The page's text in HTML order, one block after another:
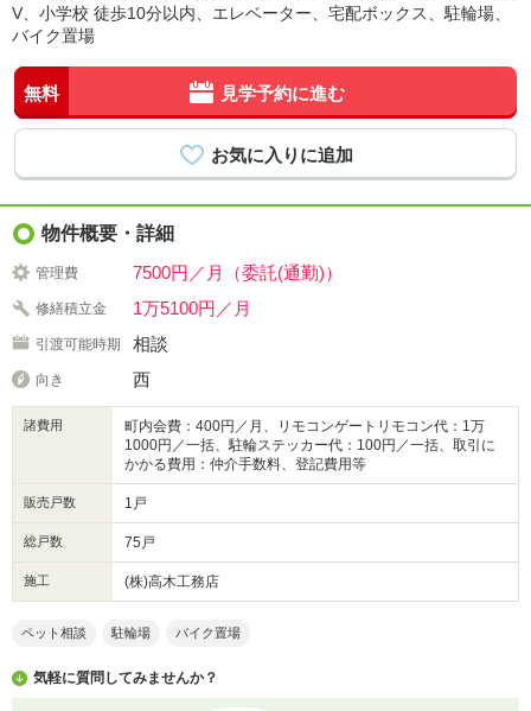
V、小学校 徒歩10分以内、エレベーター、宅配ボックス、駐輪場、
バイク置場
無料 見学予約に進む
物件概要・詳細
管理費 7500円／月（委託(通勤)）
修繕積立金 1万5100円／月
引渡可能時期 相談
向き 西
諸費用
町内会費：400円／月、リモコンゲートリモコン代：1万
1000円／一括、駐輪ステッカー代：100円／一括、取引に
かかる費用：仲介手数料、登記費用等
販売戸数 1戸
総戸数 75戸
施工 (株)高木工務店
ペット相談 駐輪場 バイク置場
気軽に質問してみませんか？